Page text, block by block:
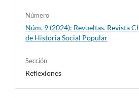
Número
Núm. 9 (2024): Revueltas. Revista
de Historia Social Popular
Sección
Reflexiones